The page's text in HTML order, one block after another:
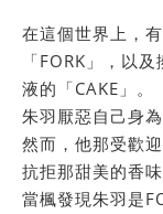
在這個世界上，
「FORK」，以
液的「CAKE」。
朱羽厭惡自己身
然而，他那受歡
抗拒那甜美的香
當楓發現朱羽是